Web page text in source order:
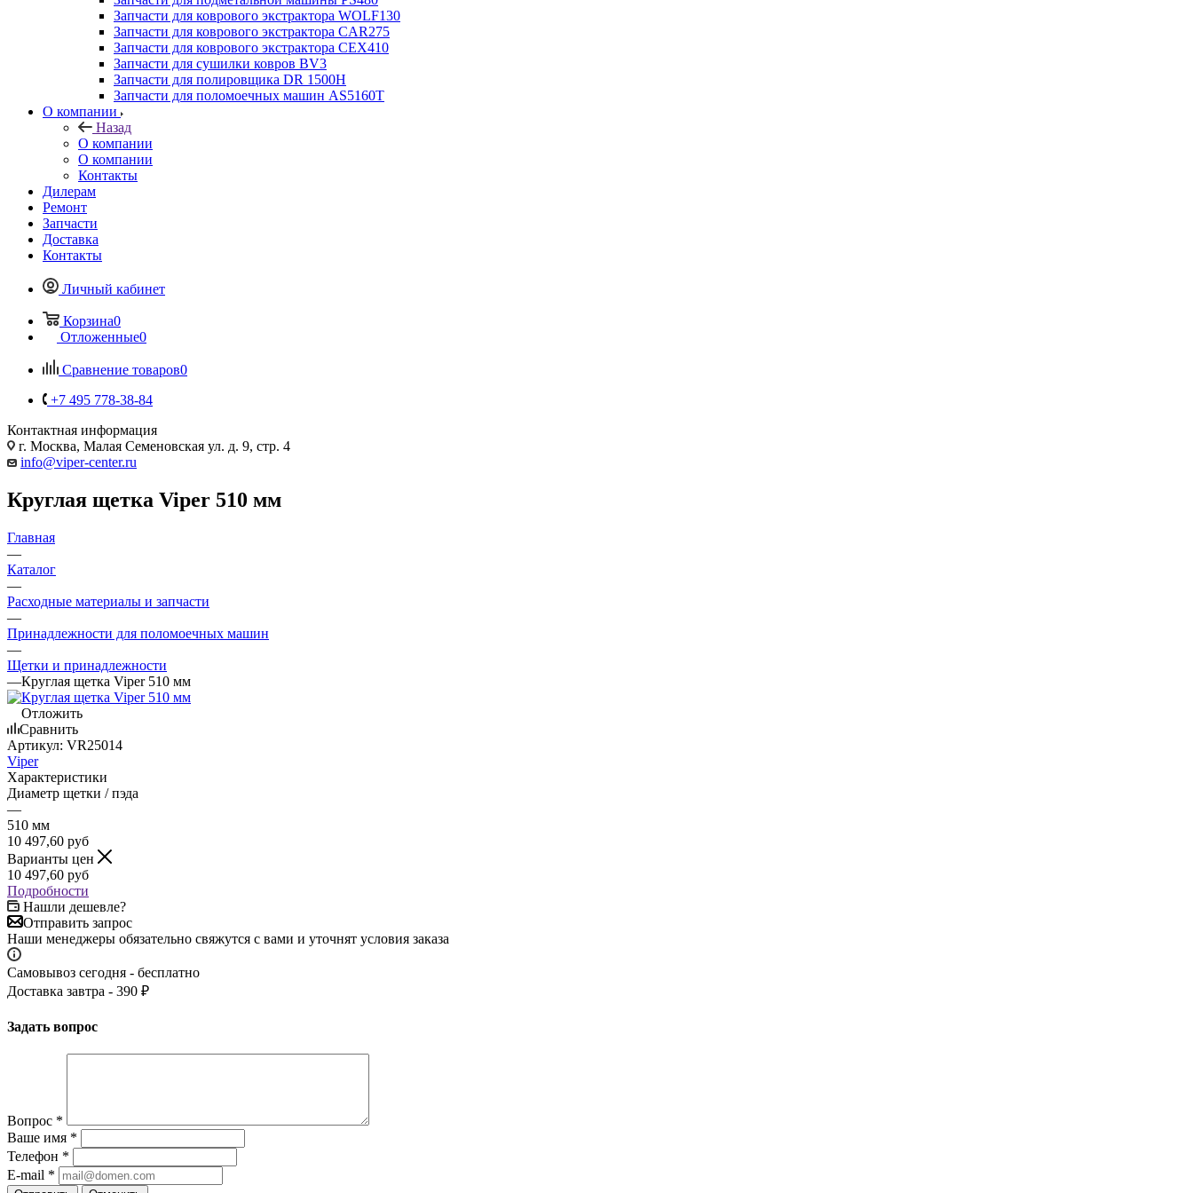
Запчасти для коврового экстрактора WOLF130
Запчасти для коврового экстрактора CAR275
Запчасти для коврового экстрактора CEX410
Запчасти для сушилки ковров BV3
Запчасти для полировщика DR 1500H
Запчасти для поломоечных машин AS5160T
О компании
Назад
О компании
О компании
Контакты
Дилерам
Ремонт
Запчасти
Доставка
Контакты
Личный кабинет
Корзина0
Отложенные0
Сравнение товаров0
+7 495 778-38-84
Контактная информация
г. Москва, Малая Семеновская ул. д. 9, стр. 4
info@viper-center.ru
Круглая щетка Viper 510 мм
Главная
—
Каталог
—
Расходные материалы и запчасти
—
Принадлежности для поломоечных машин
—
Щетки и принадлежности
—Круглая щетка Viper 510 мм
Отложить
Сравнить
Артикул: VR25014
Viper
Характеристики
Диаметр щетки / пэда
—
510 мм
10 497,60 руб
Варианты цен
10 497,60 руб
Подробности
Нашли дешевле?
Отправить запрос
Наши менеджеры обязательно свяжутся с вами и уточнят условия заказа
Самовывоз сегодня - бесплатно
Доставка завтра - 390 ₽
Задать вопрос
Вопрос *
Ваше имя *
Телефон *
E-mail *